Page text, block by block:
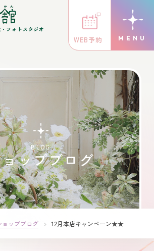
フォトスタジオ
WEB予約
BLOG
ップブログ
ョップブログ 12月本店キャンペーン★★